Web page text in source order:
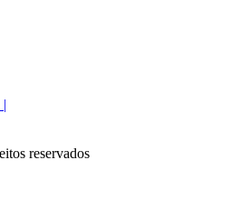
|
reservados